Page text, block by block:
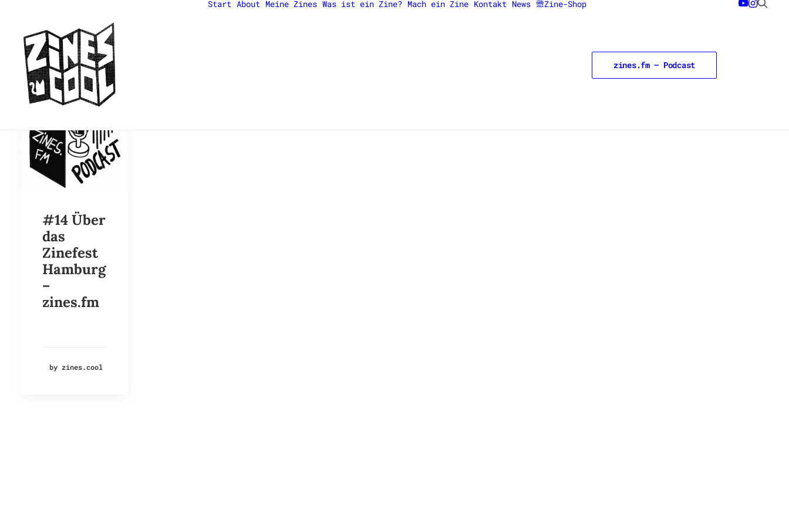
Start About Meine Zines Was ist ein Zine? Mach ein Zine Kontakt News Zine-Shop
zines.fm – Podcast
#14 Über
das
Zinefest
Hamburg
–
zines.fm
by zines.cool